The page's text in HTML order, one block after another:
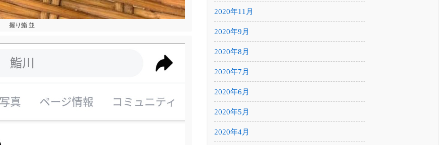
握り鮨 並
2020年11月
2020年9月
2020年8月
2020年7月
2020年6月
2020年5月
2020年4月